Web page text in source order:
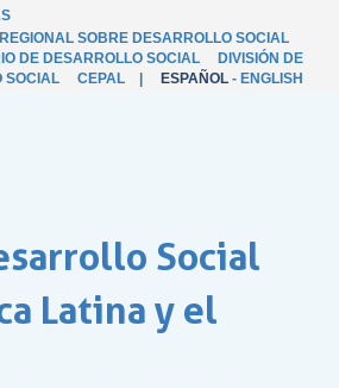
SOBRE DESARROLLO SOCIAL
DE DESARROLLO SOCIAL
DIVISIÓN DE
SOCIAL
CEPAL ESPAÑOL - ENGLISH
Social
Latina y el